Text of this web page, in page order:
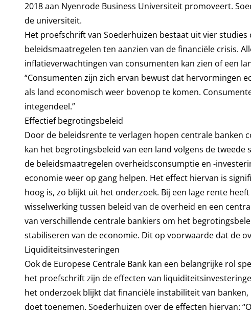
2018 aan Nyenrode Business Universiteit promoveert.
de universiteit.
Het proefschrift van Soederhuizen bestaat uit vier
beleidsmaatregelen ten aanzien van de financiële crisis.
inflatieverwachtingen van consumenten kan zien of een
“Consumenten zijn zich ervan bewust dat hervormingen
als land economisch weer bovenop te komen.
integendeel.”
Effectief begrotingsbeleid
Door de beleidsrente te verlagen hopen centrale
kan het begrotingsbeleid van een land volgens de
de beleidsmaatregelen overheidsconsumptie en -
economie weer op gang helpen. Het effect hiervan is
hoog is, zo blijkt uit het onderzoek. Bij een lage rente
wisselwerking tussen beleid van de overheid en een
van verschillende centrale bankiers om het
stabiliseren van de economie. Dit op voorwaarde dat de
Liquiditeitsinvesteringen
Ook de Europese Centrale Bank kan een belangrijke rol
het proefschrift zijn de effecten van
het onderzoek blijkt dat financiële instabiliteit van
doet toenemen. Soederhuizen over de effecten hiervan: